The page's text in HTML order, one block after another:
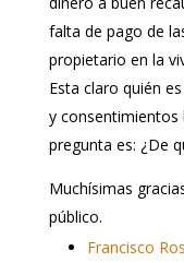
falta de pago de
propietario en la
Esta claro quién
y
pregunta es: ¿De
Muchísimas
público.
Francisco